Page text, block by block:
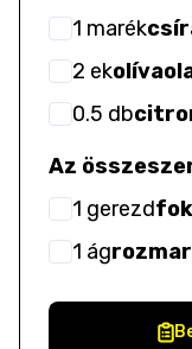
1 marék
2 ek
0.5 db
Az
1 gerezd
1 ág